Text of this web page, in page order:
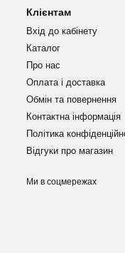
Клієнтам
Вхід до кабінету
Каталог
Про нас
Оплата і доставка
Обмін та повернення
Контактна інформація
Політика
Відгуки про магазин
Ми в соцмережах